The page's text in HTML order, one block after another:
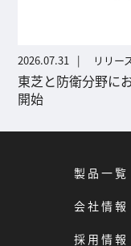
2026.07.31 リリー
東芝と防衛分野に
開始
製品一覧
会社情報
採用情報